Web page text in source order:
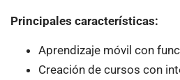
Principales características:
Aprendizaje móvil con
Creación de cursos con